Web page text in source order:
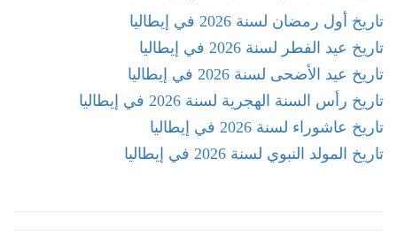
تاريخ أول رمضان لسنة 2026 في إيطاليا
تاريخ عيد الفطر لسنة 2026 في إيطاليا
تاريخ عيد الأضحى لسنة 2026 في إيطاليا
تاريخ رأس السنة الهجرية لسنة 2026 في إيطاليا
تاريخ عاشوراء لسنة 2026 في إيطاليا
تاريخ المولد النبوي لسنة 2026 في إيطاليا